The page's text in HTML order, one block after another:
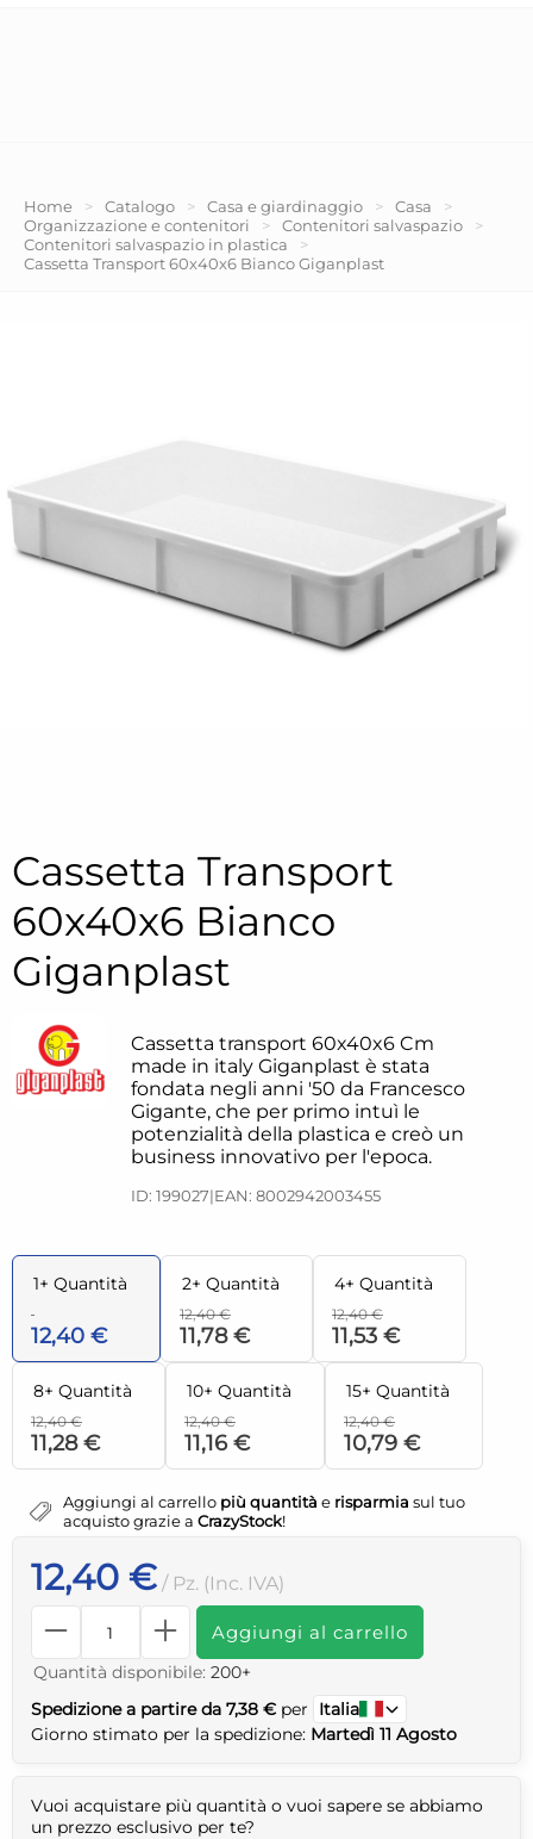
Home > Catalogo > Casa e giardinaggio > Casa
>
Organizzazione e contenitori
> Contenitori salvaspazio
>
Contenitori salvaspazio in plastica
>
Cassetta Transport 60x40x6 Bianco Giganplast
Cassetta Transport
60x40x6 Bianco
Giganplast
Cassetta transport 60x40x6 Cm
made in italy Giganplast è stata
fondata negli anni '50 da Francesco
Gigante, che per primo intuì le
potenzialità della plastica e creò un
business innovativo per l'epoca.
ID: 199027|EAN: 8002942003455
1+ Quantità
12,40 €
2+ Quantità
12,40 €
11,78 €
4+ Quantità
12,40 €
11,53 €
8+ Quantità
12,40 €
11,28 €
10+ Quantità
12,40 €
11,16 €
15+ Quantità
12,40 €
10,79 €
Aggiungi al carrello più quantità e risparmia sul tuo
acquisto grazie a CrazyStock!
12,40 € / Pz. (Inc. IVA)
Aggiungi al carrello
Quantità disponibile: 200+
Spedizione a partire da 7,38 € per
Italia
Giorno stimato per la spedizione: Martedì 11 Agosto
Vuoi acquistare più quantità o vuoi sapere se abbiamo
un prezzo esclusivo per te?